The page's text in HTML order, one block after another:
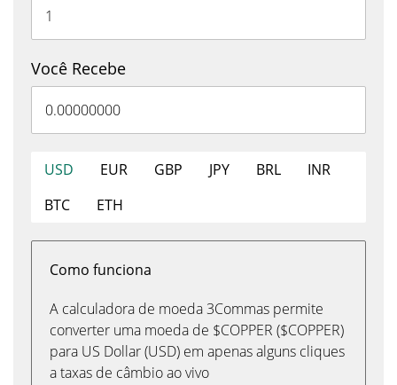
Você Recebe
USD EUR GBP JPY BRL
INR
BTC
ETH
Como funciona
A calculadora de moeda 3Commas permite
converter uma moeda de $COPPER ($COPPER)
para US Dollar (USD) em apenas alguns cliques
a taxas de câmbio ao vivo